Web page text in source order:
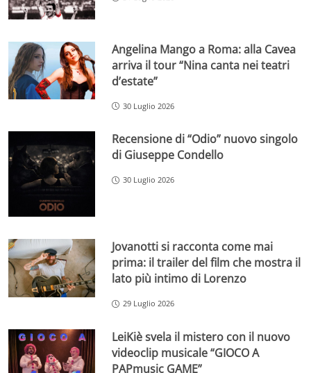
Angelina Mango a Roma: alla Cavea
arriva il tour “Nina canta nei teatri
d’estate”
30 Luglio 2026
Recensione di “Odio” nuovo singolo
di Giuseppe Condello
30 Luglio 2026
Jovanotti si racconta come mai
prima: il trailer del film che mostra il
lato più intimo di Lorenzo
29 Luglio 2026
LeiKiè svela il mistero con il nuovo
videoclip musicale “GIOCO A
PAPmusic GAME”